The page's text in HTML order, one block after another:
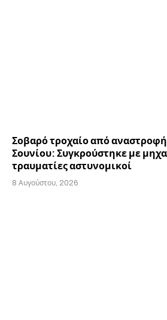
Σοβαρό τροχαίο από
Σουνίου: Συγκρούστηκε με
τραυματίες αστυνομικοί
8 Αυγούστου, 2026